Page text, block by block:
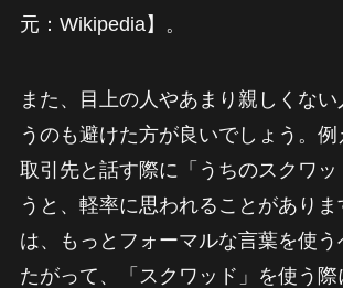
元：Wikipedia】。
また、目上の人やあまり親しくな
うのも避けた方が良いでしょう。
取引先と話す際に「うちのスクワッ
うと、軽率に思われることがあり
は、もっとフォーマルな言葉を使う
たがって、「スクワッド」を使う際